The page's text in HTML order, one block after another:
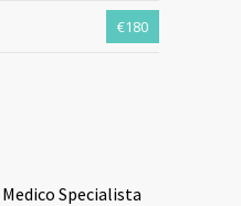
€180
Medico Specialista